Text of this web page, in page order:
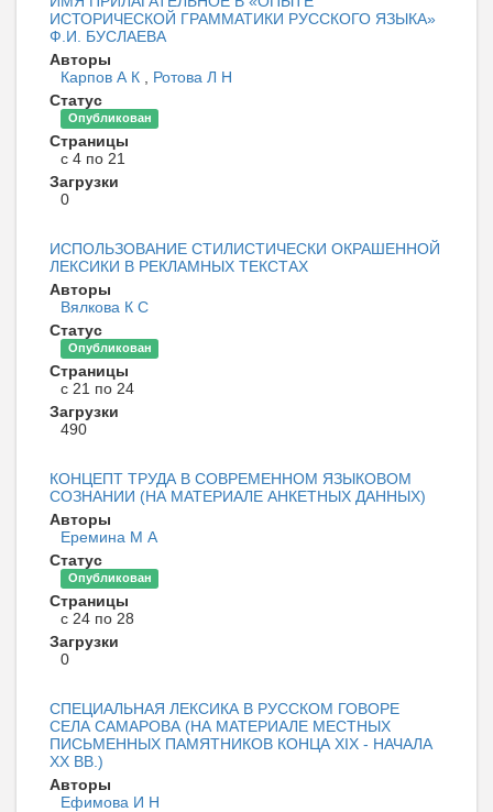
ИСТОРИЧЕСКОЙ ГРАММАТИКИ РУССКОГО ЯЗЫКА»
Ф.И. БУСЛАЕВА
Авторы
Карпов А К
Ротова Л Н
Статус
Опубликован
Страницы
с 4 по 21
Загрузки
0
ИСПОЛЬЗОВАНИЕ СТИЛИСТИЧЕСКИ ОКРАШЕННОЙ
ЛЕКСИКИ В РЕКЛАМНЫХ ТЕКСТАХ
Авторы
Вялкова К С
Статус
Опубликован
Страницы
с 21 по 24
Загрузки
490
КОНЦЕПТ ТРУДА В СОВРЕМЕННОМ ЯЗЫКОВОМ
СОЗНАНИИ (НА МАТЕРИАЛЕ АНКЕТНЫХ ДАННЫХ)
Авторы
Еремина М А
Статус
Опубликован
Страницы
с 24 по 28
Загрузки
0
СПЕЦИАЛЬНАЯ ЛЕКСИКА В РУССКОМ ГОВОРЕ
СЕЛА САМАРОВА (НА МАТЕРИАЛЕ МЕСТНЫХ
ПИСЬМЕННЫХ ПАМЯТНИКОВ КОНЦА XIX - НАЧАЛА
XX ВВ.)
Авторы
Ефимова И Н